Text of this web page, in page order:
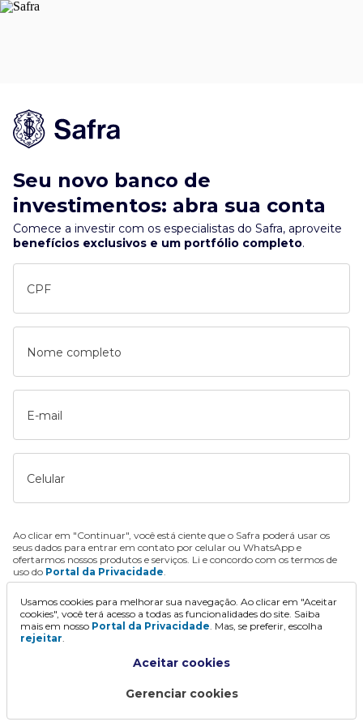
Seu novo banco de
investimentos: abra sua conta
Comece a investir com os especialistas do Safra, aproveite
benefícios exclusivos e um portfólio completo.
CPF
Nome completo
E-mail
Celular
Ao clicar em "Continuar", você está ciente que o Safra poderá usar os
seus dados para entrar em contato por celular ou WhatsApp e
ofertarmos nossos produtos e serviços. Li e concordo com os termos de
uso do Portal da Privacidade.
Continuar
Usamos cookies para melhorar sua navegação. Ao clicar em "Aceitar
cookies", você terá acesso a todas as funcionalidades do site. Saiba
mais em nosso Portal da Privacidade. Mas, se preferir, escolha
rejeitar.
Aceitar cookies
Gerenciar cookies